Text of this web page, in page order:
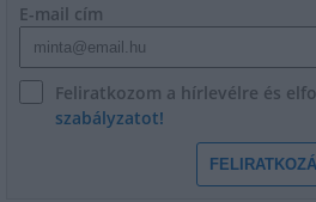
E-mail cím
Feliratkozom a hírlevélre és
szabályzatot!